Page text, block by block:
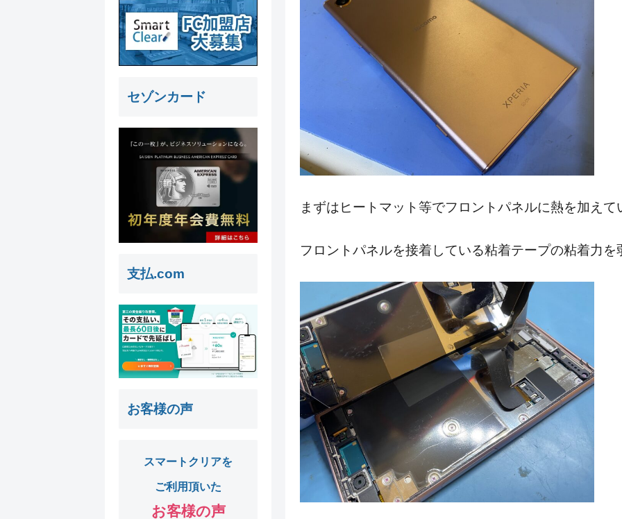
まずはヒートマット等でフロントパネルに熱を加えて
フロントパネルを接着している粘着テープの粘着力を
セゾンカード
支払.com
お客様の声
スマートクリアを
ご利用頂いた
お客様の声